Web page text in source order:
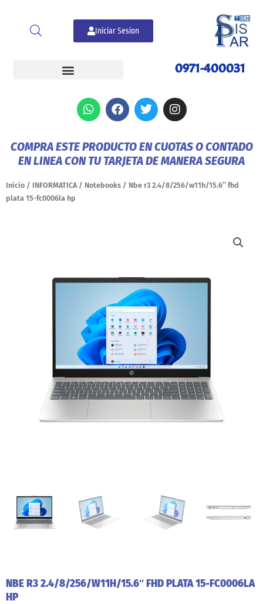
contenido
Iniciar Sesion
0971-400031
W
h
s
a
p
F
a
b
o
k
T
w
t
e
I
n
a
g
a
COMPRA ESTE PRODUCTO EN CUOTAS O CONTADO
EN LINEA CON TU TARJETA DE MANERA SEGURA
Inicio / INFORMATICA / Notebooks / Nbe r3 2.4/8/256/w11h/15.6″ fhd
plata 15-fc0006la hp
NBE R3 2.4/8/256/W11H/15.6″ FHD PLATA 15-FC0006LA
HP